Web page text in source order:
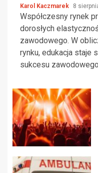
Karol Kaczmarek 8
Współczesny rynek
dorosłych
zawodowego. W
rynku, edukacja staje
sukcesu